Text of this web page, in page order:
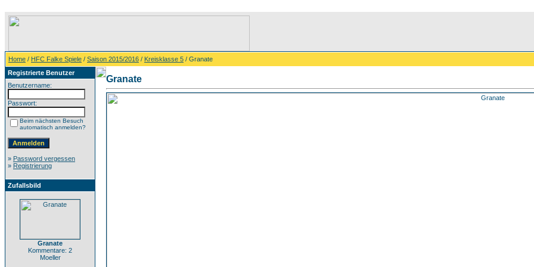
Home / HFC Falke Spiele / Saison 2015/2016 / Kreisklasse 5 / Granate
Registrierte Benutzer
Benutzername:
Passwort:
Beim nächsten Besuch
automatisch anmelden?
» Password vergessen
» Registrierung
Zufallsbild
Granate
Kommentare: 2
Moeller
Granate